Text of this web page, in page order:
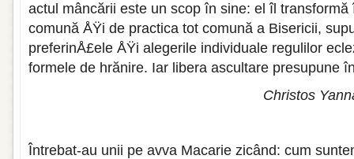
actul mâncării este un scop în sine: el îl
comună ÅŸi de practica tot comună a Bisericii,
preferinÅ£ele ÅŸi alegerile individuale regulilor
formele de hrănire. Iar libera ascultare presupune
Christos
Întrebat-au unii pe avva Macarie zicând: cum